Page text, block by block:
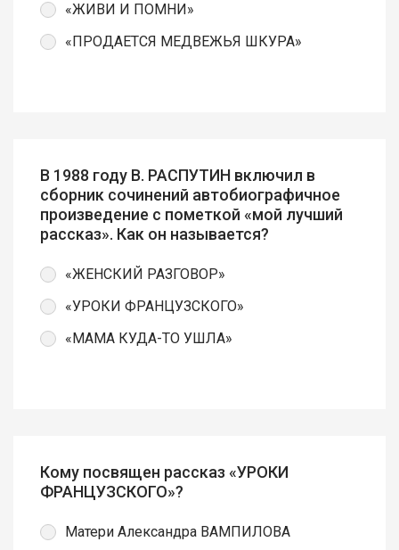
«ЖИВИ И ПОМНИ»
«ПРОДАЕТСЯ МЕДВЕЖЬЯ ШКУРА»
В 1988 году В. РАСПУТИН включил в
сборник сочинений автобиографичное
произведение с пометкой «мой лучший
рассказ». Как он называется?
«ЖЕНСКИЙ РАЗГОВОР»
«УРОКИ ФРАНЦУЗСКОГО»
«МАМА КУДА-ТО УШЛА»
Кому посвящен рассказ «УРОКИ
ФРАНЦУЗСКОГО»?
Матери Александра ВАМПИЛОВА